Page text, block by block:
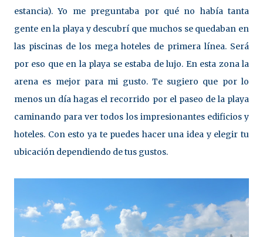
estancia). Yo me preguntaba por qué no había tanta
gente en la playa y descubrí que muchos se quedaban en
las piscinas de los mega hoteles de primera línea. Será
por eso que en la playa se estaba de lujo. En esta zona la
arena es mejor para mi gusto. Te sugiero que por lo
menos un día hagas el recorrido por el paseo de la playa
caminando para ver todos los impresionantes edificios y
hoteles. Con esto ya te puedes hacer una idea y elegir tu
ubicación dependiendo de tus gustos.